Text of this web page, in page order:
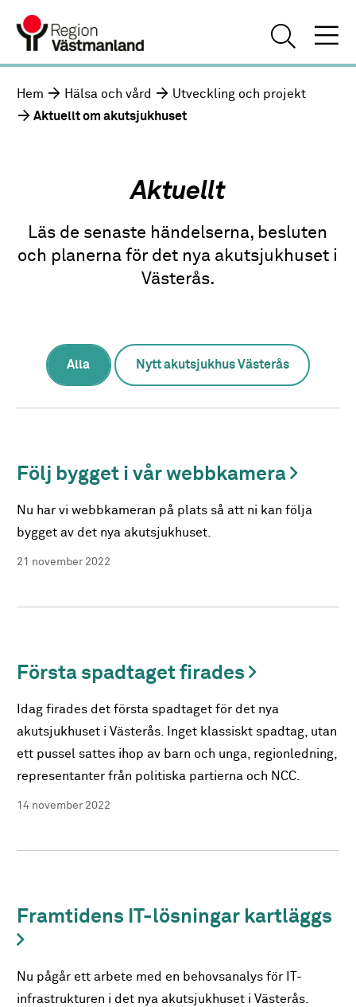
Hem Hälsa och vård
Utveckling och projekt
Aktuellt om akutsjukhuset
Aktuellt
Läs de senaste händelserna, besluten
och planerna för det nya akutsjukhuset i
Västerås.
Alla Nytt akutsjukhus Västerås
Följ bygget i vår webbkamera
Nu har vi webbkameran på plats så att ni kan följa
bygget av det nya akutsjukhuset.
21 november 2022
Första spadtaget firades
Idag firades det första spadtaget för det nya
akutsjukhuset i Västerås. Inget klassiskt spadtag, utan
ett pussel sattes ihop av barn och unga, regionledning,
representanter från politiska partierna och NCC.
14 november 2022
Framtidens IT-lösningar kartläggs
Nu pågår ett arbete med en behovsanalys för IT-
infrastrukturen i det nya akutsjukhuset i Västerås.